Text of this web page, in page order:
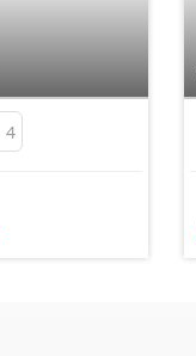
4